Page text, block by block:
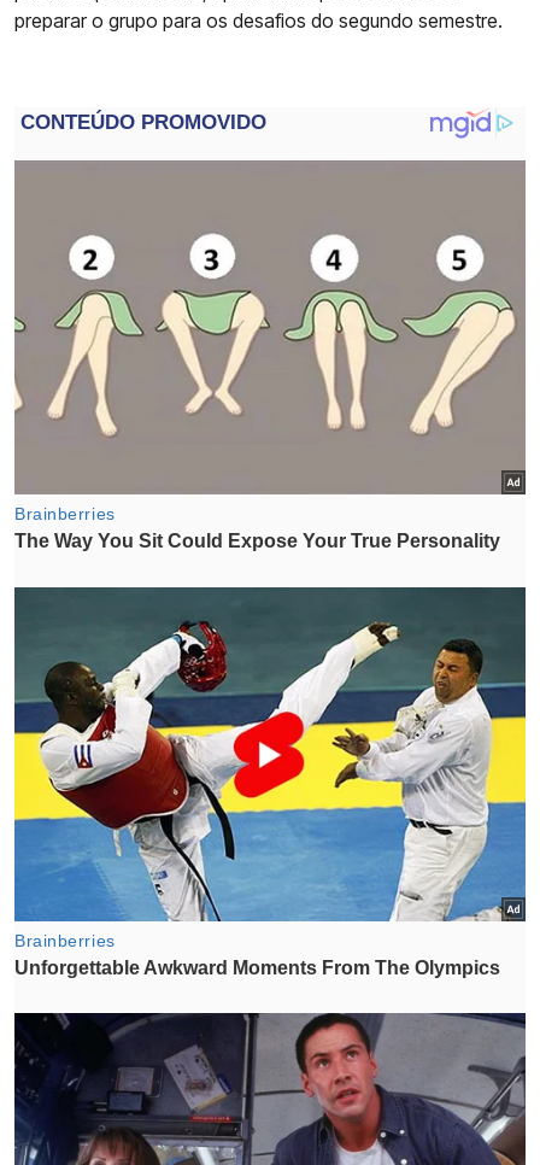
preparar o grupo para os desafios do segundo semestre.